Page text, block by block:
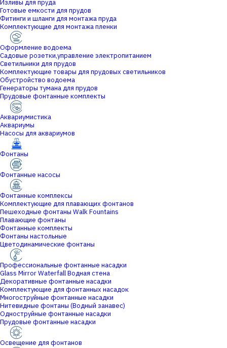
Изливы для пруда
Готовые емкости для прудов
Фитинги и шланги для монтажа пруда
Комплектующие для монтажа пленки
Оформление водоема
Садовые розетки,управление электропитанием
Светильники для прудов
Комплектующие товары для прудовых светильников
Обустройство водоема
Генераторы тумана для прудов
Прудовые фонтанные комплекты
Аквариумистика
Аквариумы
Насосы для аквариумов
Фонтаны
Фонтанные насосы
Фонтанные комплексы
Комплектующие для плавающих фонтанов
Пешеходные фонтаны Walk Fountains
Плавающие фонтаны
Фонтанные комплекты
Фонтаны настольные
Цветодинамические фонтаны
Профессиональные фонтанные насадки
Glass Mirror Waterfall Водная стена
Декоративные фонтанные насадки
Комплектующие для фонтанных насадок
Многоструйные фонтанные насадки
Нитевидные фонтаны (Водный занавес)
Одноструйные фонтанные насадки
Прудовые фонтанные насадки
Освещение для фонтанов